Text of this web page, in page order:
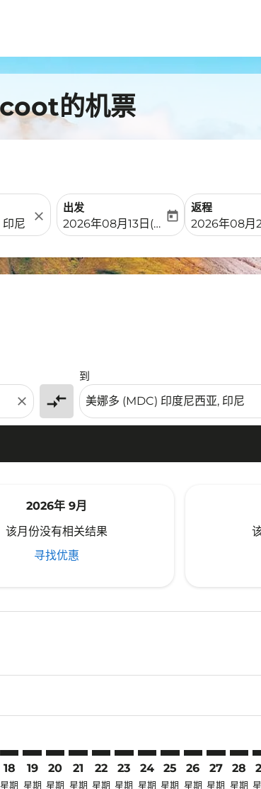
的机票
close
出发
fc-booking-departure-date-aria-
2026年08月13日(周四)
today
返程
fc-booking-
2026年08月
close compare_arrows
到
2026年 9月
该月份没有相关结果
寻找优惠
18
星期
19
星期
20
星期
CTS–MDC: cmp-view-offers-
21
星期
CTS–MDC: cmp-view-offers-
22
星期
CTS–MDC: cmp-view-
23
星期
CTS–MDC: cmp-view-
24
星期
CTS–MDC: cmp-
25
星期
CTS–MDC:
26
星期
27
星期
28
星期